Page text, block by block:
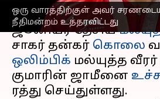
ஒரு வாரத்திற்குள் அவர்
நீதிமன்றம் உத்தரவிட்டது
செய்தி முன்னோட்டம்
ஜூனியர் தேசிய
சாகர் தன்கர் கொலை
ஒலிம்பிக் மல்யுத்த வீரர்
குமாரின் ஜாமீனை
ரத்து செய்துள்ளது.